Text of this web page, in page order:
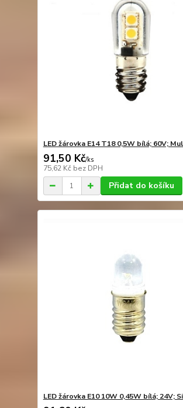
LED žárovka E14 T18 0,5W bílá; 60V;
91,50 Kč/ks
75,62 Kč bez DPH
Přidat do košíku
LED žárovka E10 10W 0,45W bílá; 24V;